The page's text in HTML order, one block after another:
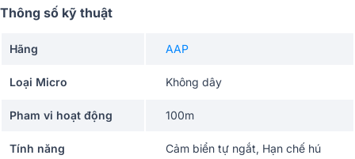
Thông số kỹ thuật
Hãng AAP
Loại Micro Không dây
Pham vi hoạt động 100m
Tính năng Cảm biển tự ngắt, Hạn chế hú